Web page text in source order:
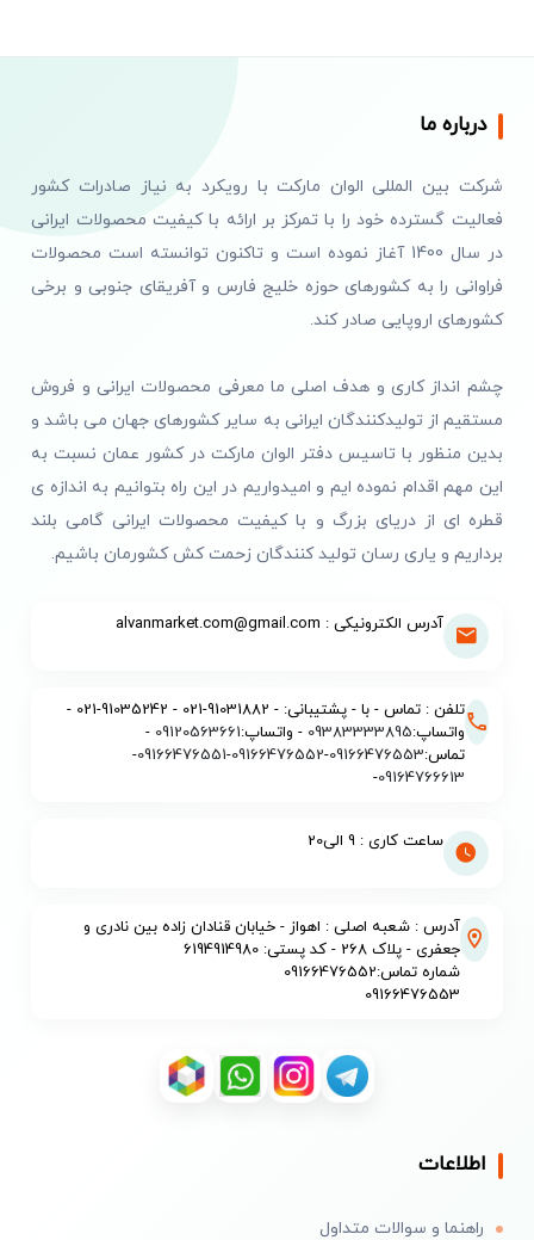
درباره ما
شرکت بین المللی الوان مارکت با رویکرد به نیاز صادرات کشور
فعالیت گسترده خود را با تمرکز بر ارائه با کیفیت محصولات ایرانی
در سال 1400 آغاز نموده است و تاکنون توانسته است محصولات
فراوانی را به کشورهای حوزه خلیج فارس و آفریقای جنوبی و برخی
کشورهای اروپایی صادر کند.
چشم انداز کاری و هدف اصلی ما معرفی محصولات ایرانی و فروش
مستقیم از تولیدکنندگان ایرانی به سایر کشورهای جهان می باشد و
بدین منظور با تاسیس دفتر الوان مارکت در کشور عمان نسبت به
این مهم اقدام نموده ایم و امیدواریم در این راه بتوانیم به اندازه ی
قطره ای از دریای بزرگ و با کیفیت محصولات ایرانی گامی بلند
برداریم و یاری رسان تولید کنندگان زحمت کش کشورمان باشیم.
آدرس الکترونیکی : alvanmarket.com@gmail.com
تلفن : تماس - با - پشتیبانی: - 91031882-021 - 91035242-021 -
واتساپ:09383333895 - واتساپ:09120563661
-
تماس:09166476553
-
09166476552
-
09166476551
-
09164766613
-
ساعت کاری : 9 الی20
آدرس : شعبه اصلی : اهواز - خیابان قنادان زاده بین نادری و
جعفری - پلاک 268 - کد پستی: 6194914980
شماره تماس:09166476552
09166476553
اطلاعات
راهنما و سوالات متداول